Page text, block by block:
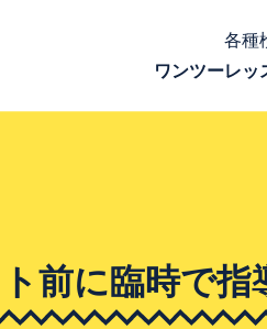
各種
ワンツーレッ
前に臨時で